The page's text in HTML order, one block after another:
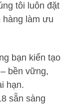
tôi luôn đặt
làm ưu
bạn kiến tạo
bền vững,
hạn.
sẵn sàng